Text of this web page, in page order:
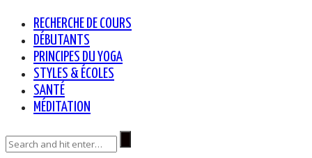
RECHERCHE DE COURS
DÉBUTANTS
PRINCIPES DU YOGA
STYLES & ÉCOLES
SANTÉ
MÉDITATION